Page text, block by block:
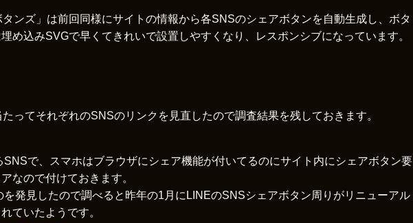
ンズ」は前回同様にサイトの情報から各SNSのシェアボタンを自動生成し、ボタ
め込みSVGで早くてきれいで設置しやすくなり、レスポンシブになっています。
ってそれぞれのSNSのリンクを見直したので調査結果を残しておきます。
で、スマホはブラウザにシェア機能が付いてるのにサイト内にシェアボタン要
なので付けておきます。
発見したので調べると昨年の1月にLINEのSNSシェアボタン周りがリニューアル
ていたようです。